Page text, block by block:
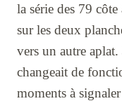
la série des 79
sur les deux
vers un autre
changeait de
moments à